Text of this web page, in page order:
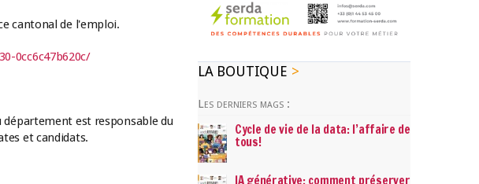
cantonal de l'emploi.
0cc6c47b620c/
département est responsable du
et candidats.
LA BOUTIQUE
Les derniers mags :
Cycle de vie de la data: l’affaire de
tous!
IA générative: comment préserver